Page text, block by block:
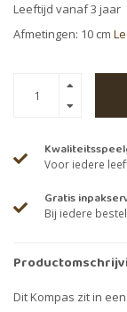
Leeftijd vanaf 3 jaar
Afmetingen: 10 cm
Voor iedere
Gratis
Bij iedere
Dit Kompas zit in